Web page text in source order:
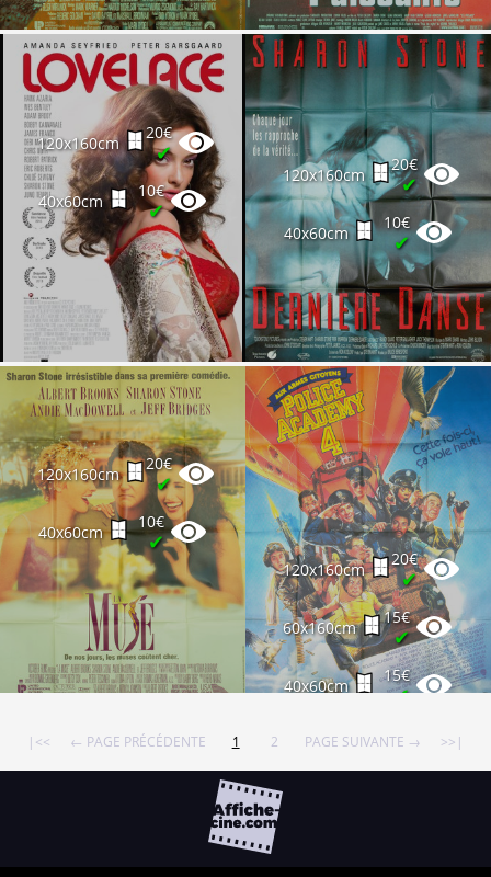
120x160cm
20€
✔
40x60cm
10€
✔
120x160cm
20€
✔
40x60cm
10€
✔
120x160cm
20€
✔
40x60cm
10€
✔
120x160cm
20€
✔
60x160cm
15€
✔
40x60cm
15€
✔
|<< ← PAGE PRÉCÉDENTE 1 2 PAGE SUIVANTE → >>|